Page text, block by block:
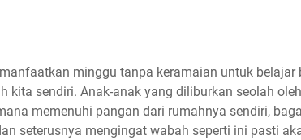
minggu tanpa keramaian untuk belajar
kita sendiri. Anak-anak yang diliburkan seolah
memenuhi pangan dari rumahnya sendiri,
seterusnya mengingat wabah seperti ini pasti